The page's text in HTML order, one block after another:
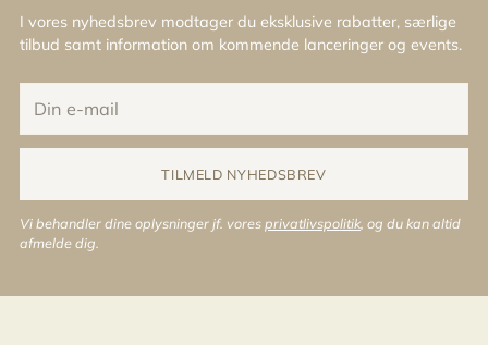
I vores nyhedsbrev modtager du eksklusive rabatter, særlige
tilbud samt information om kommende lanceringer og events.
e-
mail
TILMELD NYHEDSBREV
Vi behandler dine oplysninger jf. voresprivatlivspolitik , og du kan altid
afmelde dig.